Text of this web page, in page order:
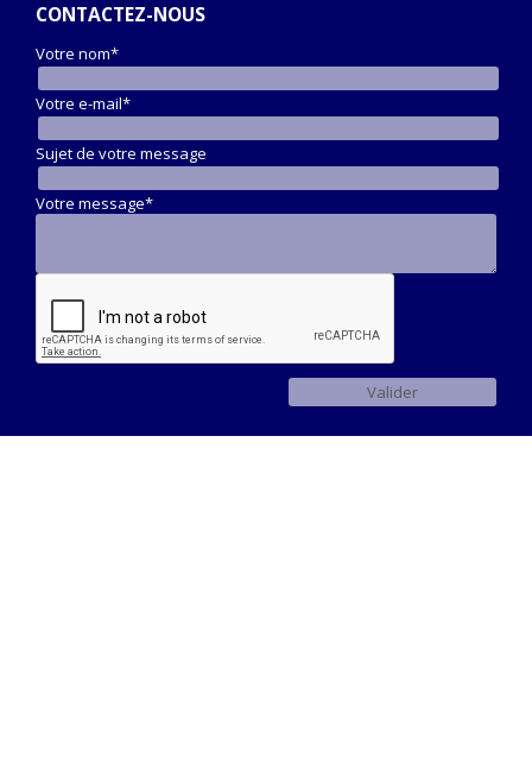
CONTACTEZ-NOUS
Votre nom*
Votre e-mail*
Sujet de votre message
Votre message*